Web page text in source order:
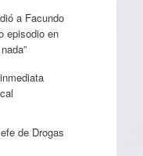
a Facundo
episodio en
de Drogas